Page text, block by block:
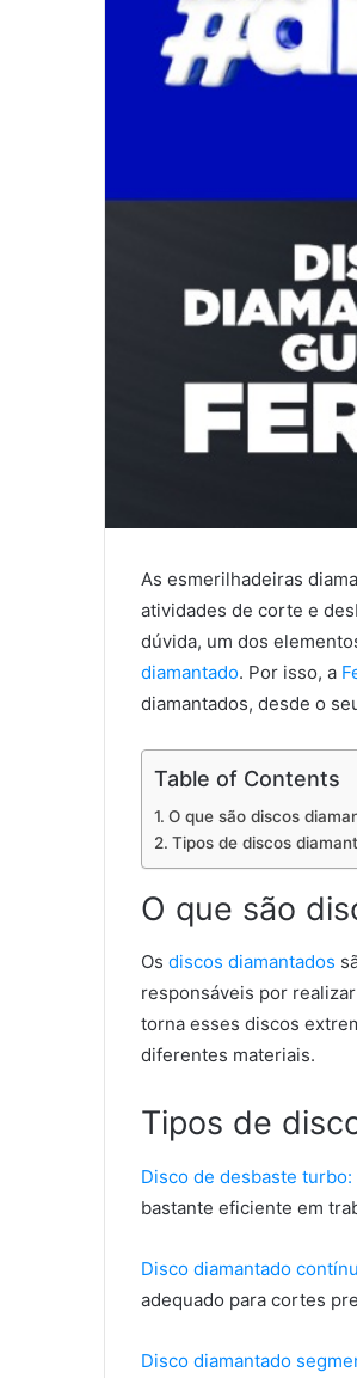
As esmerilhadeiras
atividades de corte e
dúvida, um dos
diamantado. Por isso, a
diamantados, desde o
Table of Contents
O que são discos
Tipos de discos
O que são
Os discos diamantados
responsáveis por
torna esses discos
diferentes materiais.
Tipos de
Disco de desbaste turbo:
bastante eficiente em
Disco diamantado
adequado para cortes
Disco diamantado